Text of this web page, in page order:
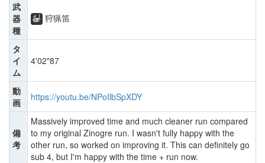
武
器
種
狩猟笛
タ
イ
ム
4'02"87
動
画
https://youtu.be/NPoIlbSpXDY
備
考
Massively improved time and much cleaner run compared
to my original Zinogre run. I wasn't fully happy with the
other run, so worked on improving it. This can definitely go
sub 4, but I'm happy with the time + run now.